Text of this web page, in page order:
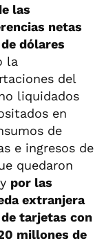
las
netas
dólares
la
del
liquidados
en
de
e ingresos de
quedaron
por las
extranjera
tarjetas con
millones de